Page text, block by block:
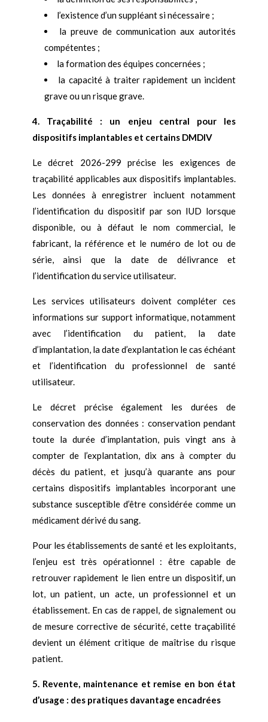
l’existence d’un suppléant si nécessaire ;
la preuve de communication aux autorités
compétentes ;
la formation des équipes concernées ;
la capacité à traiter rapidement un incident
grave ou un risque grave.
4. Traçabilité : un enjeu central pour les
dispositifs implantables et certains DMDIV
Le décret 2026-299 précise les exigences de
traçabilité applicables aux dispositifs implantables.
Les données à enregistrer incluent notamment
l’identification du dispositif par son IUD lorsque
disponible, ou à défaut le nom commercial, le
fabricant, la référence et le numéro de lot ou de
série, ainsi que la date de délivrance et
l’identification du service utilisateur.
Les services utilisateurs doivent compléter ces
informations sur support informatique, notamment
avec l’identification du patient, la date
d’implantation, la date d’explantation le cas échéant
et l’identification du professionnel de santé
utilisateur.
Le décret précise également les durées de
conservation des données : conservation pendant
toute la durée d’implantation, puis vingt ans à
compter de l’explantation, dix ans à compter du
décès du patient, et jusqu’à quarante ans pour
certains dispositifs implantables incorporant une
substance susceptible d’être considérée comme un
médicament dérivé du sang.
Pour les établissements de santé et les exploitants,
l’enjeu est très opérationnel : être capable de
retrouver rapidement le lien entre un dispositif, un
lot, un patient, un acte, un professionnel et un
établissement. En cas de rappel, de signalement ou
de mesure corrective de sécurité, cette traçabilité
devient un élément critique de maîtrise du risque
patient.
5. Revente, maintenance et remise en bon état
d’usage : des pratiques davantage encadrées